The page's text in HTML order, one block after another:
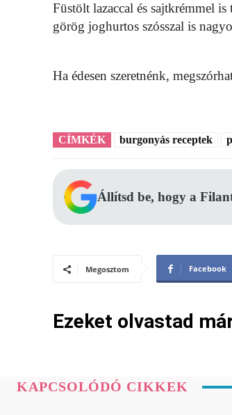
Füstölt lazaccal és sajtkrémmel
görög joghurtos szósszal is
Ha édesen szeretnénk,
CÍMKÉK burgonyás receptek
Állítsd be, hogy a
Megosztom Facebook
Ezeket olvastad
KAPCSOLÓDÓ CIKKEK